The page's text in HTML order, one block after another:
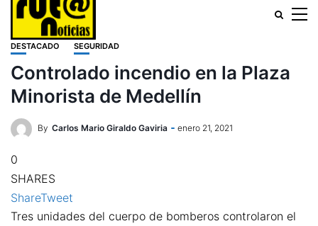
DESTACADO SEGURIDAD
Controlado incendio en la Plaza
Minorista de Medellín
By Carlos Mario Giraldo Gaviria enero 21, 2021
0
SHARES
ShareTweet
Tres unidades del cuerpo de bomberos controlaron el